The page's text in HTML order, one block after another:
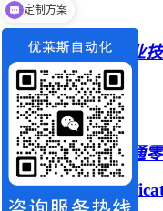
技术百科探索行业
Production base
联系我们在线沟通
Honor and
定制方案